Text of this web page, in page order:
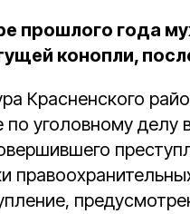
прошлого года
конопли,
Красненского
по уголовному делу